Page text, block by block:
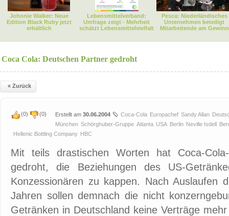
Johnnie Walker: Neue
Edition Black Ruby jetzt
erhältlich
Lebensmittelverband:
Umfrage zeigt - Mehrheit
schätzt Lebensmittelvielfalt
Pesca: Niederländisches
Unternehmen beteiligt
Mitarbeitende am Gewinn
Coca Cola: Deutschen Partner gedroht
« Zurück
(0) (0) Erstellt am 30.06.2004 Coca-Cola Europachef Sandy Allan
München Schörghuber-Gruppe Atlanta USA Berlin Neville Isdell
Hellenic Bottling Company HBC
Mit teils drastischen Worten hat Coca-
gedroht, die Beziehungen des US-
Konzessionären zu kappen. Nach Auslaufen
Jahren sollen demnach die nicht
Getränken in Deutschland keine Verträge